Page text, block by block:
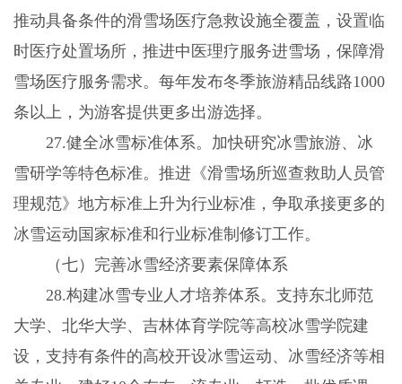
推动具备条件的滑雪场医疗急救设施全覆盖，设置临
时医疗处置场所，推进中医理疗服务进雪场，保障滑
雪场医疗服务需求。每年发布冬季旅游精品线路1000
条以上，为游客提供更多出游选择。
27.健全冰雪标准体系。加快研究冰雪旅游、冰
雪研学等特色标准。推进《滑雪场所巡查救助人员管
理规范》地方标准上升为行业标准，争取承接更多的
冰雪运动国家标准和行业标准制修订工作。
（七）完善冰雪经济要素保障体系
28.构建冰雪专业人才培养体系。支持东北师范
大学、北华大学、吉林体育学院等高校冰雪学院建
设，支持有条件的高校开设冰雪运动、冰雪经济等相